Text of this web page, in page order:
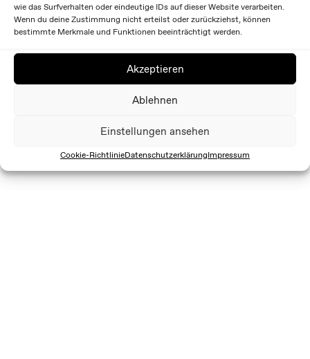
wie das Surfverhalten oder eindeutige IDs auf dieser Website verarbeiten.
Wenn du deine Zustimmung nicht erteilst oder zurückziehst, können
bestimmte Merkmale und Funktionen beeinträchtigt werden.
Akzeptieren
Ablehnen
Einstellungen ansehen
Cookie-RichtlinieDatenschutzerklärungImpressum